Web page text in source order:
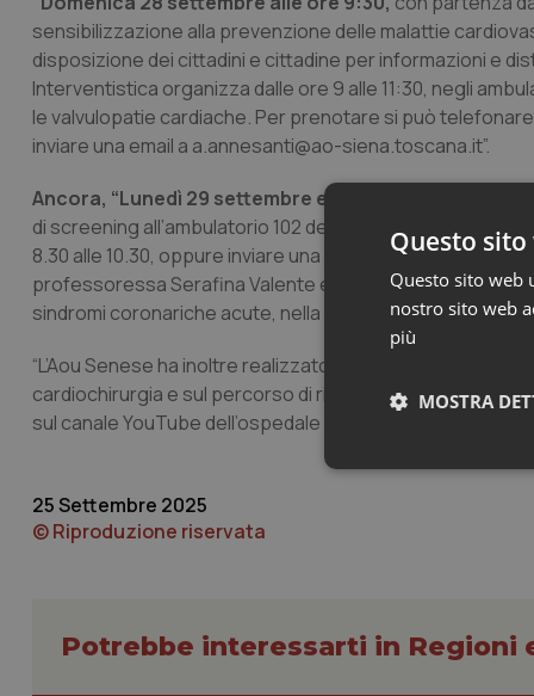
sensibilizzazione alla prevenzione delle malattie
disposizione dei cittadini e cittadine per informazioni e
Interventistica organizza dalle ore 9 alle 11:30, negli
le valvulopatie cardiache. Per prenotare si può
inviare una email a a.annesanti@ao-siena.toscana.it”.
Ancora, “Lunedì 29 settembre e mercoledì 1° ottobre,
di screening all’ambulatorio 102 del lotto 1 piano 3. Per
8.30 alle 10.30, oppure inviare una mail a
professoressa Serafina Valente e le dottoresse
sindromi coronariche acute, nella biblioteca della
“L’Aou Senese ha inoltre realizzato dei video divulgativi
cardiochirurgia e sul percorso di riabilitazione per
sul canale YouTube dell’ospedale Santa Maria alle Scotte:
25 Settembre 2025
© Riproduzione riservata
Potrebbe interessarti in Regioni
Questo
Questo sito web
nostro sito web
più
MOSTRA